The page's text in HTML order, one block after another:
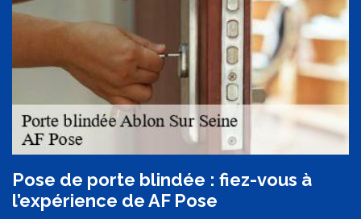
Pose de porte blindée : fiez-vous à
l’expérience de AF Pose